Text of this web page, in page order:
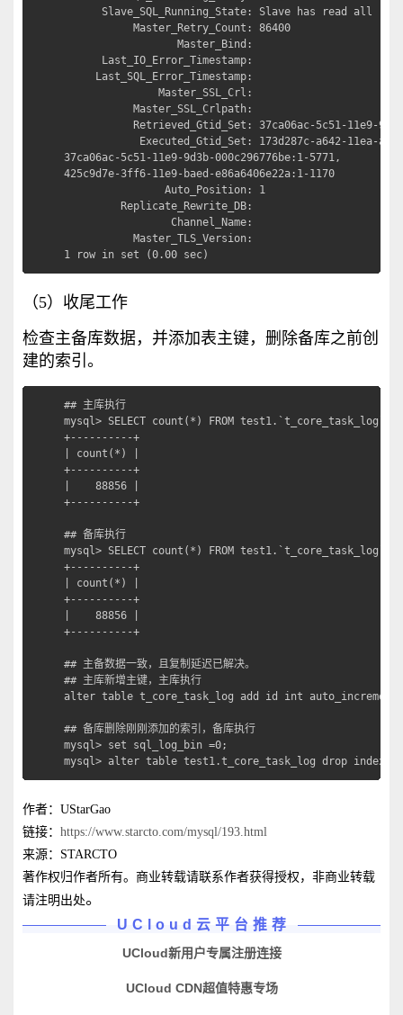
Slave_SQL_Running_State: Slave has read all
Master_Retry_Count: 86400
Master_Bind:
Last_IO_Error_Timestamp:
Last_SQL_Error_Timestamp:
Master_SSL_Crl:
Master_SSL_Crlpath:
Retrieved_Gtid_Set: 37ca06ac-5c51-11e9-9d3b-
Executed_Gtid_Set: 173d287c-a642-11ea-ae79-
37ca06ac-5c51-11e9-9d3b-000c296776be:1-5771,
425c9d7e-3ff6-11e9-baed-e86a6406e22a:1-1170
Auto_Position: 1
Replicate_Rewrite_DB:
Channel_Name:
Master_TLS_Version:
1 row in set (0.00 sec)
（5）收尾工作
检查主备库数据，并添加表主键，删除备库之前创
建的索引。
## 主库执行
mysql> SELECT count(*) FROM test1.`t_core_task_log` ;
+----------+
| count(*) |
+----------+
|    88856 |
+----------+
## 备库执行
mysql> SELECT count(*) FROM test1.`t_core_task_log` ;
+----------+
| count(*) |
+----------+
|    88856 |
+----------+
## 主备数据一致，且复制延迟已解决。
## 主库新增主键，主库执行
alter table t_core_task_log add id int auto_increment
## 备库删除刚刚添加的索引，备库执行
mysql> set sql_log_bin =0;
mysql> alter table test1.t_core_task_log drop index
作者：UStarGao
链接： https://www.starcto.com/mysql/193.html
来源：STARCTO
著作权归作者所有。商业转载请联系作者获得授权，非商业转载
请注明出处。
UCloud云平台推荐
UCloud新用户专属注册连接
UCloud CDN超值特惠专场